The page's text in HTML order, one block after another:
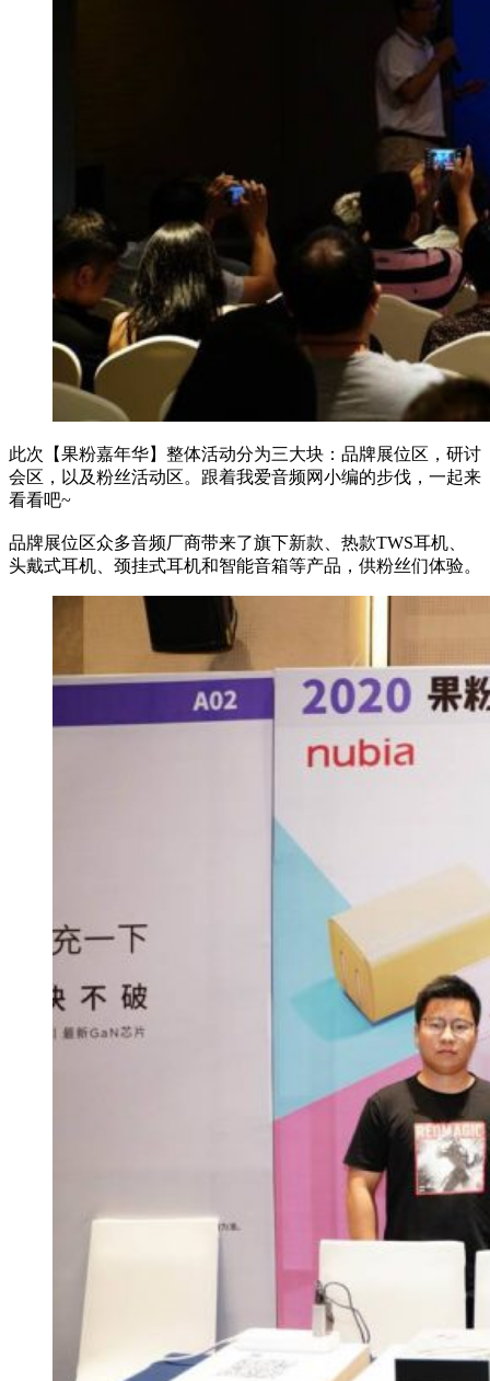
此次【果粉嘉年华】整体活动分为三大块：品牌展位区，研讨
会区，以及粉丝活动区。跟着我爱音频网小编的步伐，一起来
看看吧~
品牌展位区众多音频厂商带来了旗下新款、热款TWS耳机、
头戴式耳机、颈挂式耳机和智能音箱等产品，供粉丝们体验。